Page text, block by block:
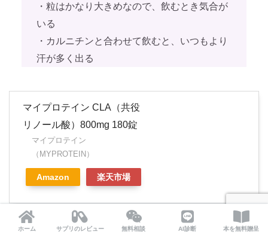
・粒はかなり大きめなので、飲むとき気合が
いる
・カルニチンと合わせて飲むと、いつもより
汗が多く出る
マイプロテイン CLA（共役
リノール酸）800mg 180錠
マイプロテイン
（MYPROTEIN）
Amazon 楽天市場
ホーム サプリのレビュー 無料相談 AI診断 本を無料贈呈